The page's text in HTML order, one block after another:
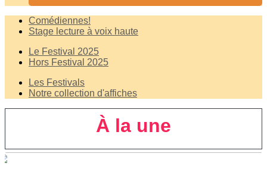
Comédiennes!
Stage lecture à voix haute
Le Festival 2025
Hors Festival 2025
Les Festivals
Notre collection d'affiches
À la une